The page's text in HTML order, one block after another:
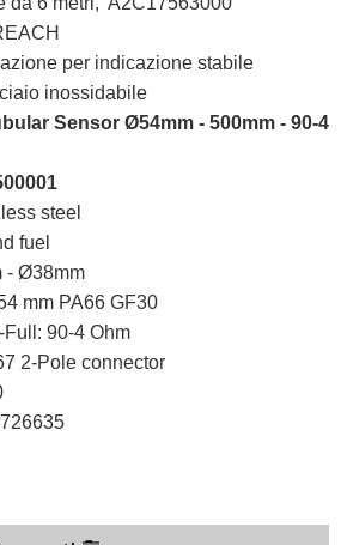
per indicazione stabile
inossidabile
Sensor Ø54mm - 500mm - 90-4
steel
fuel
- Ø38mm
mm PA66 GF30
90-4 Ohm
2-Pole connector